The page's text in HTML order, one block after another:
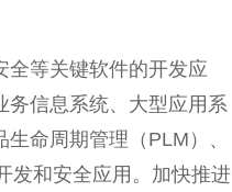
全等关键软件的开发应
务信息系统、大型应用系
命周期管理（PLM）、
发和安全应用。加快推进